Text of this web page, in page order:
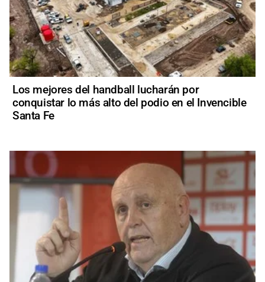
Los mejores del handball lucharán por
conquistar lo más alto del podio en el Invencible
Santa Fe